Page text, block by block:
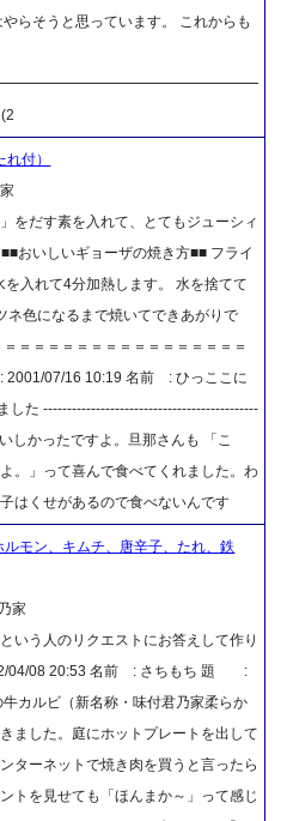
らそうと思っています。 これからも
付）
をだす素を入れて、とてもジューシィ
いしいギョーザの焼き方■■ フライ
入れて4分加熱します。 水を捨てて
ネ色になるまで焼いてできあがりで
＝＝＝＝＝＝＝＝＝＝＝＝＝＝＝＝
2001/07/16 10:19 名前 : ひっここに
た ---------------------------------------------
しかったですよ。旦那さんも 「こ
。」って喜んで食べてくれました。わ
はくせがあるので食べないんです
モン、キムチ、唐辛子、たれ、鉄
家
いう人のリクエストにお答えして作り
04/08 20:53 名前 : さちもち 題 :
カルビ（新名称・味付君乃家柔らか
ました。庭にホットプレートを出して
ターネットで焼き肉を買うと言ったら
トを見せても「ほんまか～」って感じ